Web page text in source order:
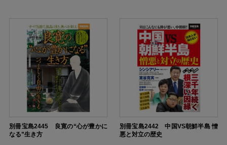
別冊宝島2445 良寛の“心が豊かに
なる”生き方
別冊宝島2442 中国VS朝鮮半島 憎
悪と対立の歴史